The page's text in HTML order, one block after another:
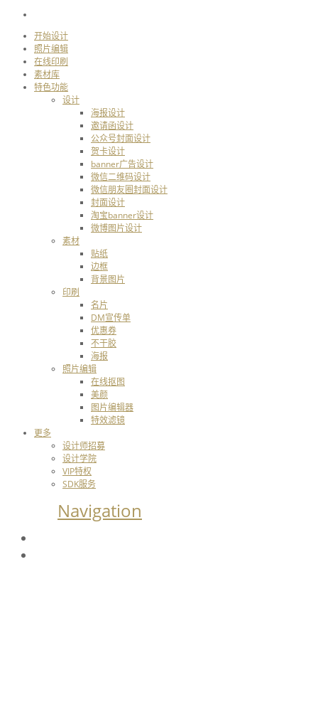
开始设计
照片编辑
在线印刷
素材库
特色功能
设计
海报设计
邀请函设计
公众号封面设计
贺卡设计
banner广告设计
微信二维码设计
微信朋友圈封面设计
封面设计
淘宝banner设计
微博图片设计
素材
贴纸
边框
背景图片
印刷
名片
DM宣传单
优惠券
不干胶
海报
照片编辑
在线抠图
美颜
图片编辑器
特效滤镜
更多
设计师招募
设计学院
VIP特权
SDK服务
Navigation